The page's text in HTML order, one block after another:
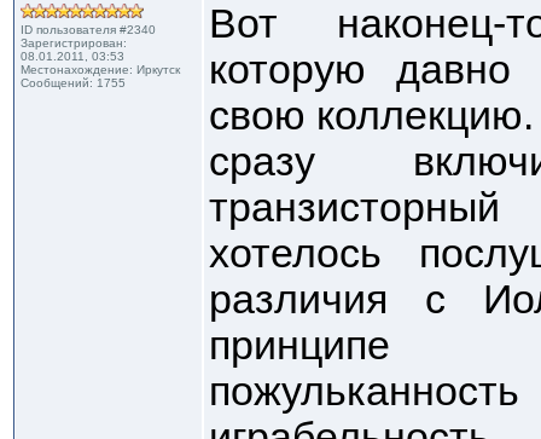
ID пользователя #2340
Зарегистрирован:
08.01.2011, 03:53
Местонахождение: Иркутск
Сообщений: 1755
Вот наконец-
которую давно
свою коллекцию.
сразу
хотелось
различия с
принципе